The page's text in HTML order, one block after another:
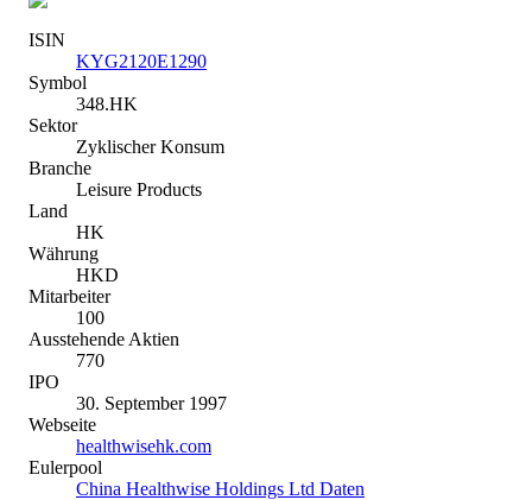
ISIN
KYG2120E1290
Symbol
348.HK
Sektor
Zyklischer Konsum
Branche
Leisure Products
Land
HK
Währung
HKD
Mitarbeiter
100
Ausstehende Aktien
770
IPO
30. September 1997
Webseite
healthwisehk.com
Eulerpool
China Healthwise Holdings Ltd Daten